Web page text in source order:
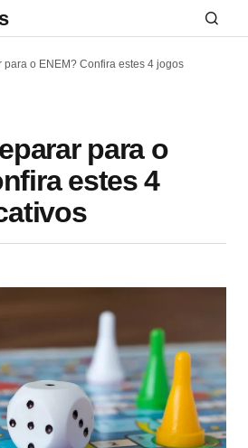
para o ENEM? Confira estes 4 jogos
para o
estes 4